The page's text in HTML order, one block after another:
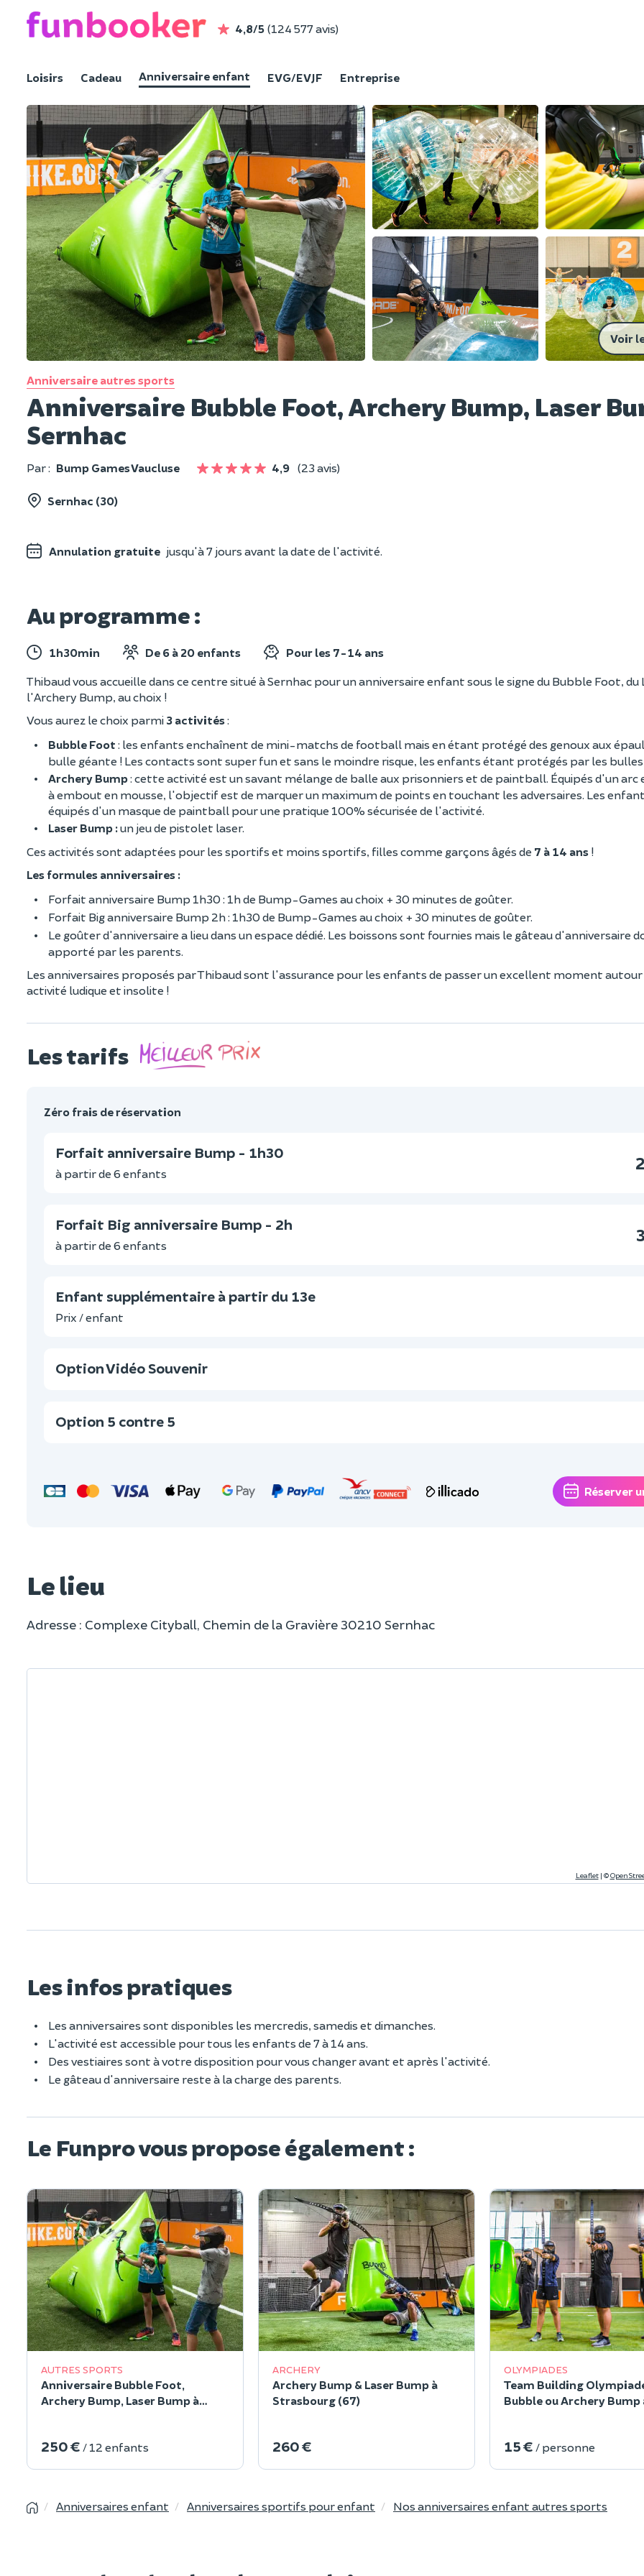
4,8/5 (124 577 avis)
Loisirs Cadeau Anniversaire enfant EVG/EVJF Entreprise
Voir
Anniversaire autres sports
Anniversaire Bubble Foot, Archery Bump, Laser
Sernhac
Par : Bump Games Vaucluse 4,9 (23 avis)
Sernhac (30)
Annulation gratuite jusqu'à 7 jours avant la date de l'activité.
Au programme :
1h30min De 6 à 20 enfants Pour les 7-14 ans
Thibaud vous accueille dans ce centre situé à Sernhac pour un anniversaire enfant sous le signe du Bubble Foot, du
l'Archery Bump, au choix !
Vous aurez le choix parmi 3 activités:
Bubble Foot : les enfants enchaînent de mini-matchs de football mais en étant protégé des genoux aux
bulle géante ! Les contacts sont super fun et sans le moindre risque, les enfants étant protégés par les bulles
Archery Bump: cette activité est un savant mélange de balle aux prisonniers et de paintball. Équipés d'un arc
à embout en mousse, l'objectif est de marquer un maximum de points en touchant les adversaires. Les
équipés d'un masque de paintball pour une pratique 100% sécurisée de l'activité.
Laser Bump :un jeu de pistolet laser.
Ces activités sont adaptées pour les sportifs et moins sportifs, filles comme garçons âgés de 7 à 14 ans !
Les formules anniversaires :
Forfait anniversaire Bump 1h30 : 1h de Bump-Games au choix + 30 minutes de goûter.
Forfait Big anniversaire Bump 2h : 1h30 de Bump-Games au choix + 30 minutes de goûter.
Le goûter d'anniversaire a lieu dans un espace dédié. Les boissons sont fournies mais le gâteau d'anniversaire
apporté par les parents.
Les anniversaires proposés par Thibaud sont l'assurance pour les enfants de passer un excellent moment autour
activité ludique et insolite !
Les tarifs
Zéro frais de réservation
Forfait anniversaire Bump - 1h30
à partir de 6 enfants
Forfait Big anniversaire Bump - 2h
à partir de 6 enfants
Enfant supplémentaire à partir du 13e
Prix / enfant
Option Vidéo Souvenir
Option 5 contre 5
Réserver
Le lieu
Adresse : Complexe Cityball, Chemin de la Gravière 30210 Sernhac
Leaflet | ©
Les infos pratiques
Les anniversaires sont disponibles les mercredis, samedis et dimanches.
L'activité est accessible pour tous les enfants de 7 à 14 ans.
Des vestiaires sont à votre disposition pour vous changer avant et après l'activité.
Le gâteau d'anniversaire reste à la charge des parents.
Le Funpro vous propose également :
AUTRES SPORTS
Anniversaire Bubble Foot,
Archery Bump, Laser Bump à
250 € / 12 enfants
ARCHERY
Archery Bump & Laser Bump à
Strasbourg (67)
260 €
OLYMPIADES
Team Building
Bubble ou Archery Bump
15 € / personne
Anniversaires enfant Anniversaires sportifs pour enfant Nos anniversaires enfant autres sports